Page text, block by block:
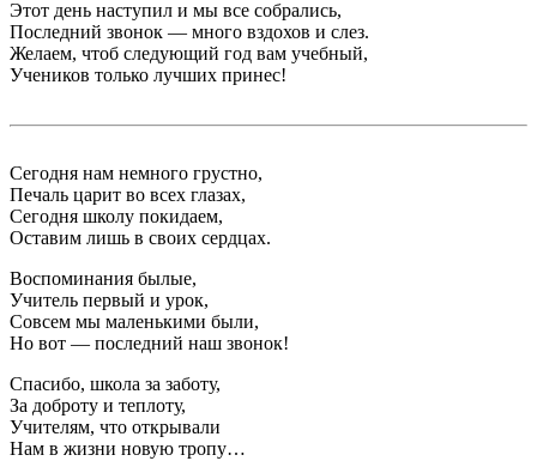
Этот день наступил и мы все собрались,
Последний звонок — много вздохов и слез.
Желаем, чтоб следующий год вам учебный,
Учеников только лучших принес!
Сегодня нам немного грустно,
Печаль царит во всех глазах,
Сегодня школу покидаем,
Оставим лишь в своих сердцах.
Воспоминания былые,
Учитель первый и урок,
Совсем мы маленькими были,
Но вот — последний наш звонок!
Спасибо, школа за заботу,
За доброту и теплоту,
Учителям, что открывали
Нам в жизни новую тропу…